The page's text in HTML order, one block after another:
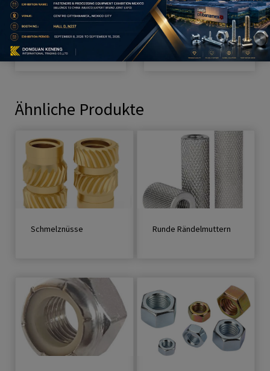
Verbindungse
lemente aus
Edelstahl
Kohlenstoffs
tahl-
Hardware
Ähnliche Produkte
Schmelznüsse Runde Rändelmuttern